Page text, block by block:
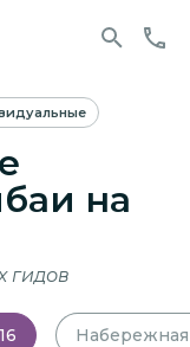
на
гидов
16